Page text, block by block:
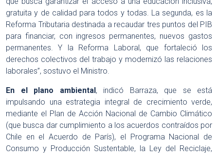
gratuita y de calidad para todos y todas. La segunda, es la
Reforma Tributaria destinada a recaudar tres puntos del PIB
para financiar, con ingresos permanentes, nuevos gastos
permanentes. Y la Reforma Laboral, que fortaleció los
derechos colectivos del trabajo y modernizó las relaciones
laborales”, sostuvo el Ministro.
En el plano ambiental, indicó Barraza, que se está
impulsando una estrategia integral de crecimiento verde,
mediante el Plan de Acción Nacional de Cambio Climático
(que busca dar cumplimiento a los acuerdos contraídos por
Chile en el Acuerdo de París), el Programa Nacional de
Consumo y Producción Sustentable, la Ley del Reciclaje,